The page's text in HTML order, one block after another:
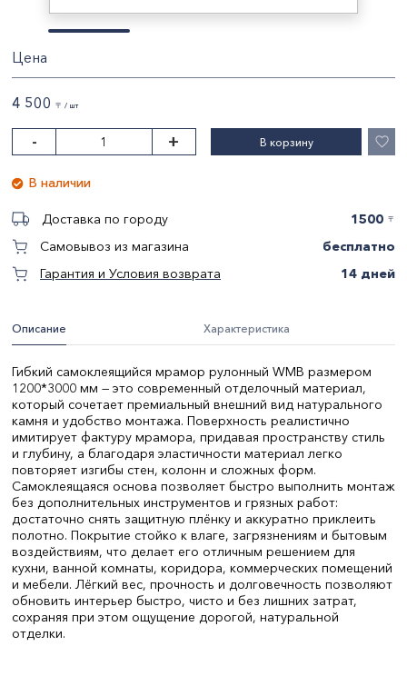
Описание Характеристика
Гибкий самоклеящийся мрамор рулонный WMB размером
1200*3000 мм — это современный отделочный материал,
который сочетает премиальный внешний вид натурального
камня и удобство монтажа. Поверхность реалистично
имитирует фактуру мрамора, придавая пространству стиль
и глубину, а благодаря эластичности материал легко
повторяет изгибы стен, колонн и сложных форм.
Самоклеящаяся основа позволяет быстро выполнить монтаж
без дополнительных инструментов и грязных работ:
достаточно снять защитную плёнку и аккуратно приклеить
полотно. Покрытие стойко к влаге, загрязнениям и бытовым
воздействиям, что делает его отличным решением для
кухни, ванной комнаты, коридора, коммерческих помещений
и мебели. Лёгкий вес, прочность и долговечность позволяют
обновить интерьер быстро, чисто и без лишних затрат,
сохраняя при этом ощущение дорогой, натуральной
отделки.
Цена
4 500 〒 / шт
- + В корзину
В наличии
Доставка по городу 1500 〒
Самовывоз из магазина
бесплатно
Гарантия и Условия возврата
14 дней